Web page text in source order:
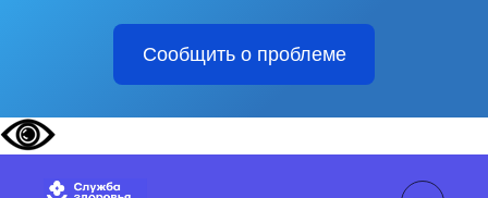
Сообщить о проблеме